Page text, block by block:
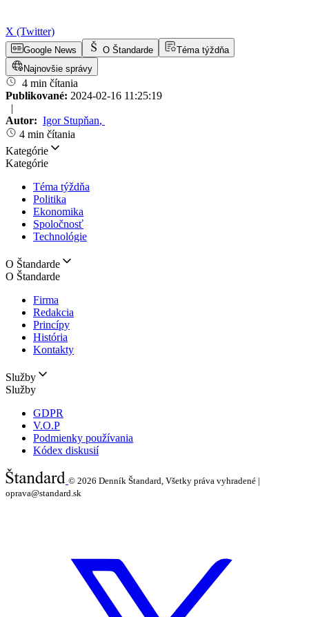
X (Twitter)
Google News O Štandarde
Téma týždňa
Najnovšie správy
4 min čítania
Publikované: 2024-02-16 11:25:19
|
Autor: Igor Stupňan,
4 min čítania
Kategórie
Kategórie
Téma týždňa
Politika
Ekonomika
Spoločnosť
Technológie
O Štandarde
O Štandarde
Firma
Redakcia
Princípy
História
Kontakty
Služby
Služby
GDPR
V.O.P
Podmienky používania
Kódex diskusií
© 2026 Denník Štandard, Všetky práva vyhradené |
oprava@standard.sk